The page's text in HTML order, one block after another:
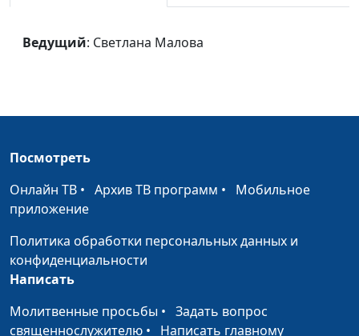
Национального
Василькова,
Battle Hymn of the
Republic
Национального
и балета РБ, Лиза
Легенда
Елена Сало, солистка
Национального
Ведущий: Светлана Малова
Посмотреть
Онлайн ТВ • Архив ТВ программ • Мобильное
приложение
Политика обработки персональных данных и
конфиденциальности
Написать
Молитвенные просьбы • Задать вопрос
священнослужителю • Написать главному